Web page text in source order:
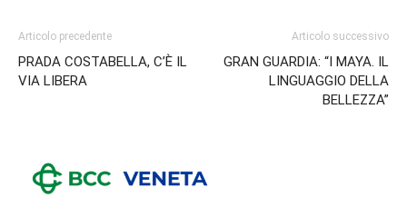
Articolo precedente
PRADA COSTABELLA, C’È IL
VIA LIBERA
Articolo successivo
GRAN GUARDIA: “I MAYA. IL
LINGUAGGIO DELLA
BELLEZZA”